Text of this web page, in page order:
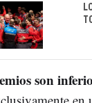
son